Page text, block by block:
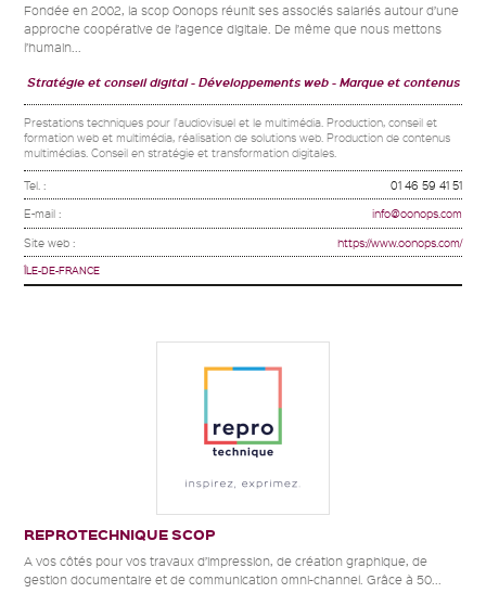
Fondée en 2002, la scop Oonops réunit ses associés salariés autour d’une
approche coopérative de l’agence digitale. De même que nous mettons
l’humain...
Stratégie et conseil digital Développements web Marque et contenus
Prestations techniques pour l'audiovisuel et le multimédia. Production, conseil et
formation web et multimédia, réalisation de solutions web. Production de contenus
multimédias. Conseil en stratégie et transformation digitales.
Tel. : 01 46 59 41 51
E-mail : info@oonops.com
Site web : https://www.oonops.com/
ÎLE-DE-FRANCE
REPROTECHNIQUE SCOP
A vos côtés pour vos travaux d’impression, de création graphique, de
gestion documentaire et de communication omni-channel. Grâce à 50...